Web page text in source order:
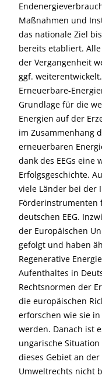
Maßnahmen und
das nationale Ziel
bereits etabliert.
der Vergangenheit
ggf.
Erneuerbare-
Grundlage für die
Energien auf der
im Zusammenhang
erneuerbaren
dank des EEGs eine
Erfolgsgeschichte.
viele Länder bei der
Förderinstrumenten
deutschen EEG.
der Europäischen
gefolgt und haben
Regenerative
Aufenthaltes in
Rechtsnormen der
die europäischen
erforschen wie sie
werden. Danach ist
ungarische
dieses Gebiet an
Umweltrechts nicht